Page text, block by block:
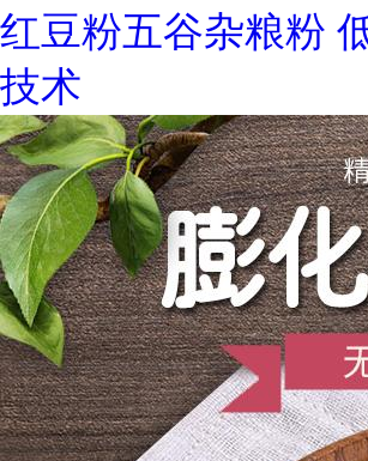
红豆粉五谷杂粮粉
技术